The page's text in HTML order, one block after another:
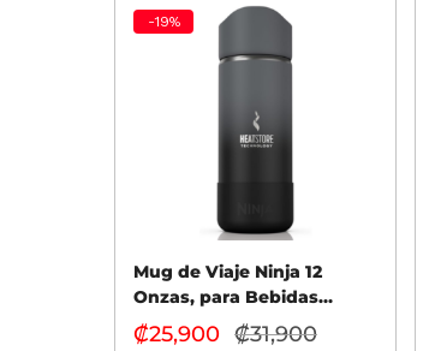
-19%
Mug de Viaje Ninja 12
Onzas, para Bebidas
Calientes
₡25,900 ₡31,900